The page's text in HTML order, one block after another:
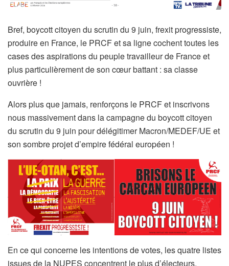
Bref, boycott citoyen du scrutin du 9 juin, frexit progressiste,
produire en France, le PRCF et sa ligne cochent toutes les
cases des aspirations du peuple travailleur de France et
plus particulièrement de son cœur battant : sa classe
ouvrière !
Alors plus que jamais, renforçons le PRCF et inscrivons
nous massivement dans la campagne du boycott citoyen
du scrutin du 9 juin pour délégitimer Macron/MEDEF/UE et
son sombre projet d’empire fédéral européen !
En ce qui concerne les intentions de votes, les quatre listes
issues de la NUPES concentrent le plus d’électeurs,